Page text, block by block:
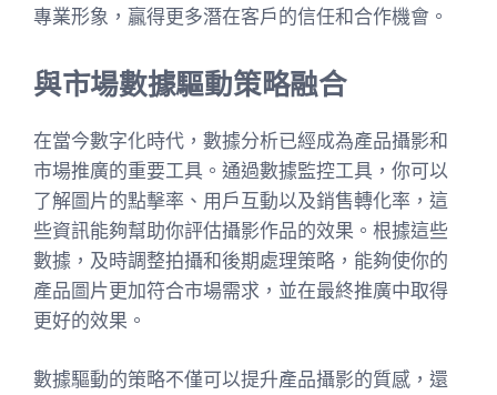
專業形象，贏得更多潛在客戶的信任和合作機會。
與市場數據驅動策略融合
在當今數字化時代，數據分析已經成為產品攝影和
市場推廣的重要工具。通過數據監控工具，你可以
了解圖片的點擊率、用戶互動以及銷售轉化率，這
些資訊能夠幫助你評估攝影作品的效果。根據這些
數據，及時調整拍攝和後期處理策略，能夠使你的
產品圖片更加符合市場需求，並在最終推廣中取得
更好的效果。
數據驅動的策略不僅可以提升產品攝影的質感，還